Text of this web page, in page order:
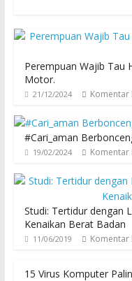
Perempuan Wajib Tau
Motor.
21/12/2024 Komentar
#Cari_aman
19/02/2024 Komentar
Studi: Tertidur dengan
Kenaikan Berat Badan
11/06/2019 Komentar
15 Virus Komputer